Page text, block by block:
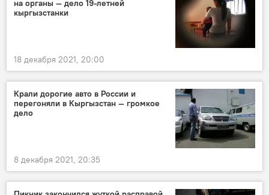
на органы — дело 19-летней
кыргызстанки
18 декабря 2021, 20:00
Крали дорогие авто в России и
перегоняли в Кыргызстан — громкое
дело
8 декабря 2021, 20:35